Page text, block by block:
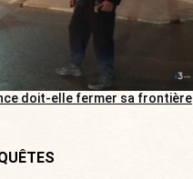
doit-elle fermer sa frontière